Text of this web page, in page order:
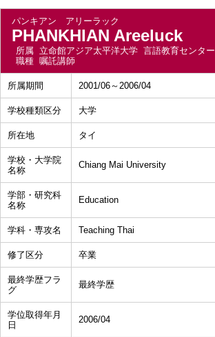
パンキアン アリーラック
PHANKHIAN Areeluck
所属 立命館アジア太平洋大学 言語教育センター
職種 嘱託講師
所属期間 2001/06～2006/04
学校種類区分 大学
所在地 タイ
学校・大学院
名称
Chiang Mai University
学部・研究科
名称
Education
学科・専攻名 Teaching Thai
修了区分 卒業
最終学歴フラ
グ
最終学歴
学位取得年月
日
2006/04